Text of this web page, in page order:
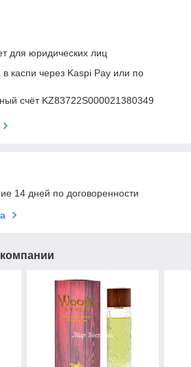
для юридических лиц
каспи через Kaspi Pay или по
счёт KZ83722S000021380349
14 дней по договоренности